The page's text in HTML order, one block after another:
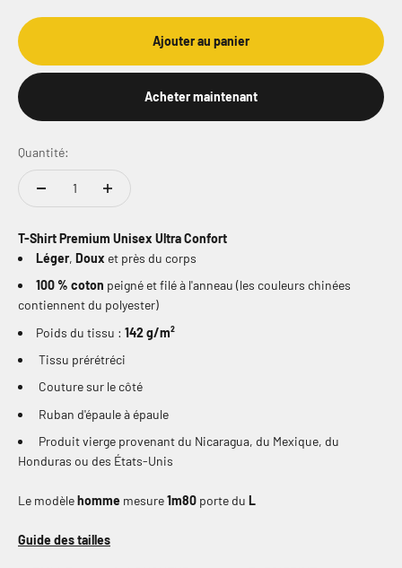
Ajouter au panier
Acheter maintenant
Quantité:
T-Shirt Premium Unisex Ultra Confort
Léger, Doux et près du corps
100 % coton peigné et filé à l'anneau (les couleurs chinées
contiennent du polyester)
Poids du tissu : 142 g/m²
Tissu prérétréci
Couture sur le côté
Ruban d'épaule à épaule
Produit vierge provenant du Nicaragua, du Mexique, du
Honduras ou des États-Unis
Le modèlehomme mesure1m80 porte du L
Guide des tailles